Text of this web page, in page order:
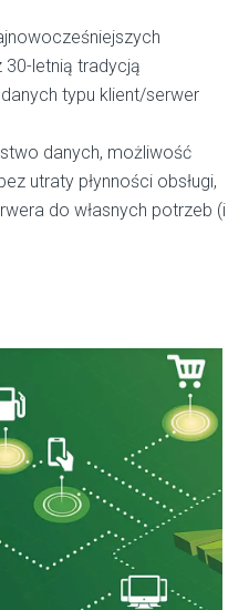
letnią tradycją
typu klient/serwer
danych, możliwość
utraty płynności obsługi,
do własnych potrzeb (i